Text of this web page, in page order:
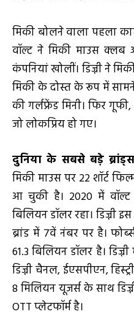
मिकी बोलने वाला पहला
वॉल्ट ने मिकी माउस क्लब
कंपनियां खोलीं। डिज्नी ने
मिकी के दोस्त के रूप में
की गर्लफ्रेंड मिनी। फिर
जो लोकप्रिय हो गए।
दुनिया के सबसे बड़े
मिकी माउस पर 22 शॉर्ट
आ चुकी है। 2020 में वॉल्ट
बिलियन डॉलर रहा।
ब्रांड में 7वें नंबर पर है।
61.3 बिलियन डॉलर है।
डिज्नी चैनल, ईएसपीएन,
8 मिलियन यूजर्स के साथ
OTT प्लेटफॉर्म है।